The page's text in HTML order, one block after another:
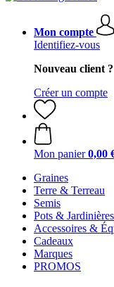
Mon compte
Identifiez-vous
Nouveau client ?
Créer un compte
Mon panier 0,00
Graines
Terre & Terreau
Semis
Pots & Jardinières
Accessoires &
Cadeaux
Marques
PROMOS